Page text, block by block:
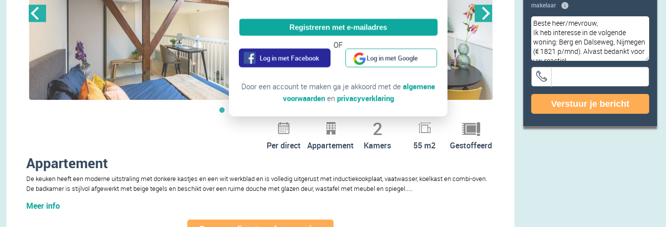
Registreren met e-mailadres
OF
Log in met Facebook Log in met Google
Door een account te maken ga je akkoord met de algemene
voorwaardenen privacyverklaring
Per direct Appartement
2
Kamers 55 m2 Gestoffeerd
Appartement
De keuken heeft een moderne uitstraling met donkere kastjes en een wit werkblad en is volledig uitgerust met inductiekookplaat, vaatwasser, koelkast en combi-oven.
De badkamer is stijlvol afgewerkt met beige tegels en beschikt over een ruime douche met glazen deur, wastafel met meubel en spiegel.....
Meer info
makelaar
Verstuur je bericht